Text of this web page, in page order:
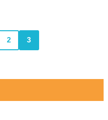
2 3